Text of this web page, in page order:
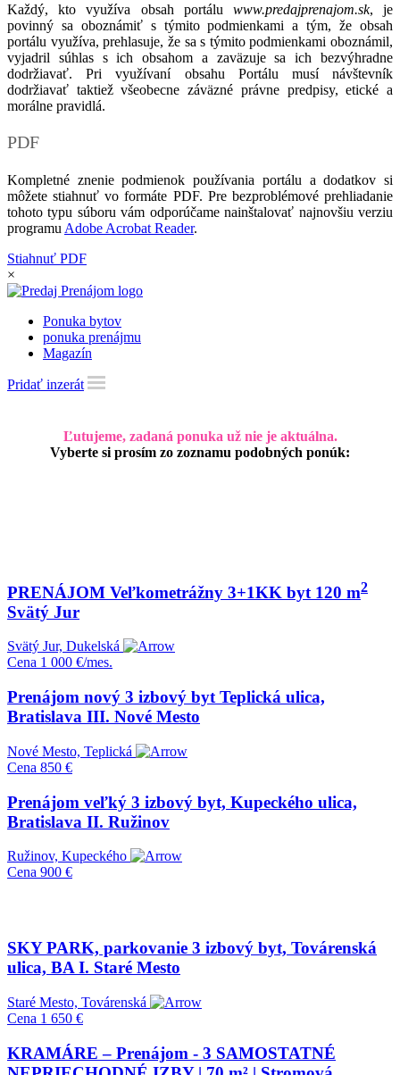
Každý, kto využíva obsah portálu www.predajprenajom.sk, je
povinný sa oboznámiť s týmito podmienkami a tým, že obsah
portálu využíva, prehlasuje, že sa s týmito podmienkami oboznámil,
vyjadril súhlas s ich obsahom a zaväzuje sa ich bezvýhradne
dodržiavať. Pri využívaní obsahu Portálu musí návštevník
dodržiavať taktiež všeobecne záväzné právne predpisy, etické a
morálne pravidlá.
PDF
Kompletné znenie podmienok používania portálu a dodatkov si
môžete stiahnuť vo formáte PDF. Pre bezproblémové prehliadanie
tohoto typu súboru vám odporúčame nainštalovať najnovšiu verziu
programu Adobe Acrobat Reader.
Stiahnuť PDF
×
Ponuka bytov
ponuka prenájmu
Magazín
Pridať inzerát
Ľutujeme, zadaná ponuka už nie je aktuálna.
Vyberte si prosím zo zoznamu podobných ponúk:
PRENÁJOM Veľkometrážny 3+1KK byt 120 m2
Svätý Jur
Svätý Jur, Dukelská
Cena 1 000 €/mes.
Prenájom nový 3 izbový byt Teplická ulica,
Bratislava III. Nové Mesto
Nové Mesto, Teplická
Cena 850 €
Prenájom veľký 3 izbový byt, Kupeckého ulica,
Bratislava II. Ružinov
Ružinov, Kupeckého
Cena 900 €
SKY PARK, parkovanie 3 izbový byt, Továrenská
ulica, BA I. Staré Mesto
Staré Mesto, Továrenská
Cena 1 650 €
KRAMÁRE – Prenájom - 3 SAMOSTATNÉ